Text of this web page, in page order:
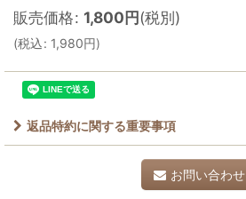
販売価格: 1,800円(税別)
(税込: 1,980円)
返品特約に関する重要事項
お問い合わせ